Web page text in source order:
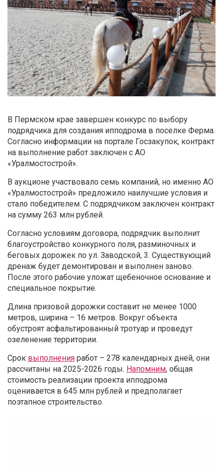
В Пермском крае завершен конкурс по выбору
подрядчика для создания ипподрома в поселке Ферма.
Согласно информации на портале Госзакупок, контракт
на выполнение работ заключен с АО
«Уралмостострой».
В аукционе участвовало семь компаний, но именно АО
«Уралмостострой» предложило наилучшие условия и
стало победителем. С подрядчиком заключен контракт
на сумму 263 млн рублей.
Согласно условиям договора, подрядчик выполнит
благоустройство конкурного поля, разминочных и
беговых дорожек по ул. Заводской, 3. Существующий
дренаж будет демонтирован и выполнен заново.
После этого рабочие уложат щебеночное основание и
специальное покрытие.
Длина призовой дорожки составит не менее 1000
метров, ширина – 16 метров. Вокруг объекта
обустроят асфальтированный тротуар и проведут
озеленение территории.
Срок выполнения работ – 278 календарных дней, они
рассчитаны на 2025-2026 годы. Напомним, общая
стоимость реализации проекта ипподрома
оценивается в 645 млн рублей и предполагает
поэтапное строительство.